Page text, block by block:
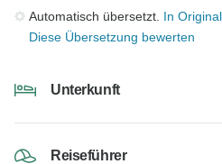
Automatisch übersetzt. In
Diese Übersetzung bewerten
Unterkunft
Reiseführer